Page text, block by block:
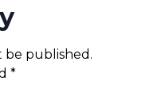
be published.
*